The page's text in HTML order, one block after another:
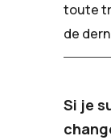
toute
de
Si je